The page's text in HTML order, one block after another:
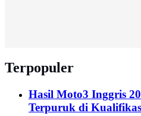
Terpopuler
Hasil Moto3 Inggris
Terpuruk di